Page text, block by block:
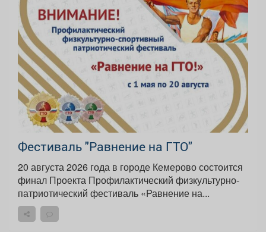
Фестиваль "Равнение на ГТО"
20 августа 2026 года в городе Кемерово состоится
финал Проекта Профилактический физкультурно-
патриотический фестиваль «Равнение на...